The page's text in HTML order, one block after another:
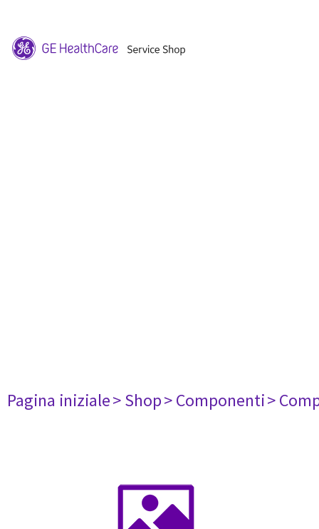
Pagina iniziale> Shop> Componenti>